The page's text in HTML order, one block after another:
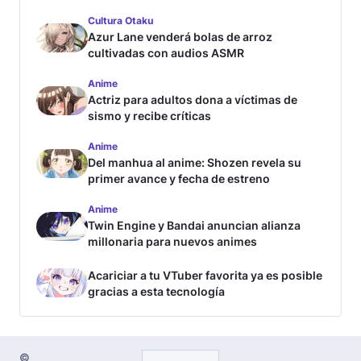
Cultura Otaku
Azur Lane venderá bolas de arroz
cultivadas con audios ASMR
Anime
Actriz para adultos dona a víctimas de
sismo y recibe críticas
Anime
Del manhua al anime: Shozen revela su
primer avance y fecha de estreno
Anime
Twin Engine y Bandai anuncian alianza
millonaria para nuevos animes
Acariciar a tu VTuber favorita ya es posible
gracias a esta tecnología
©